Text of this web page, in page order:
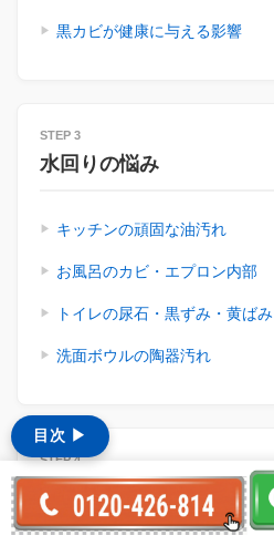
黒カビが健康に与える影響
STEP 3
水回りの悩み
キッチンの頑固な油汚れ
お風呂のカビ・エプロン内部
トイレの尿石・黒ずみ・黄ばみ
洗面ボウルの陶器汚れ
STEP 4
プロの技術・洗剤
目次 ▶︎